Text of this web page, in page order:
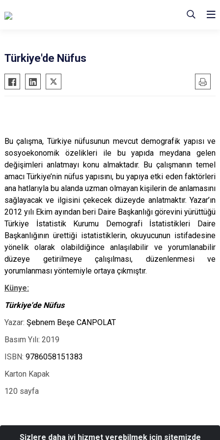
Türkiye'de Nüfus
Bu çalışma, Türkiye nüfusunun mevcut demografik yapısı ve
sosyoekonomik özelikleri ile bu yapıda meydana gelen
değişimleri anlatmayı konu almaktadır. Bu çalışmanın temel
amacı Türkiye’nin nüfus yapısını, bu yapıya etki eden faktörleri
ana hatlarıyla bu alanda uzman olmayan kişilerin de anlamasını
sağlayacak ve ilgisini çekecek düzeyde anlatmaktır. Yazar’ın
2012 yılı Ekim ayından beri Daire Başkanlığı görevini yürüttüğü
Türkiye İstatistik Kurumu Demografi İstatistikleri Daire
Başkanlığının ürettiği istatistiklerin, okuyucunun istifadesine
yönelik olarak olabildiğince anlaşılabilir ve yorumlanabilir
düzeye getirilmeye çalışılması, düzenlenmesi ve
yorumlanması yöntemiyle ortaya çıkmıştır.
Künye:
Türkiye'de Nüfus
Yazar: Şebnem Beşe CANPOLAT
Basım Yılı: 2019
ISBN: 9786058151383
Karton Kapak
120 sayfa
Sizlere daha iyi hizmet verebilmek için sitemizde